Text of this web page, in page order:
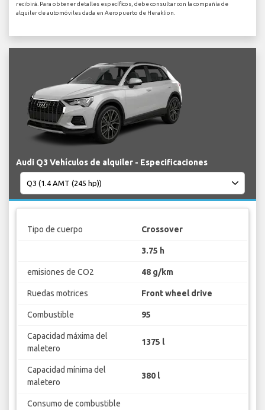
recibirá. Para obtener detalles específicos, debe consultar con la compañía de
alquiler de automóviles dada en Aeropuerto de Heraklion.
Audi Q3 Vehículos de alquiler - Especificaciones
Tipo de cuerpo Crossover
3.75 h
emisiones de CO2 48 g/km
Ruedas motrices Front wheel drive
Combustible 95
Capacidad máxima del
maletero
1375 l
Capacidad mínima del
maletero
380 l
Consumo de combustible